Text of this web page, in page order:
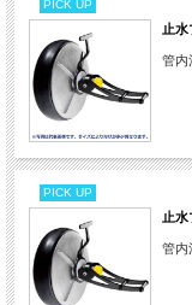
PICK UP
止
管内
PICK UP
止
管内